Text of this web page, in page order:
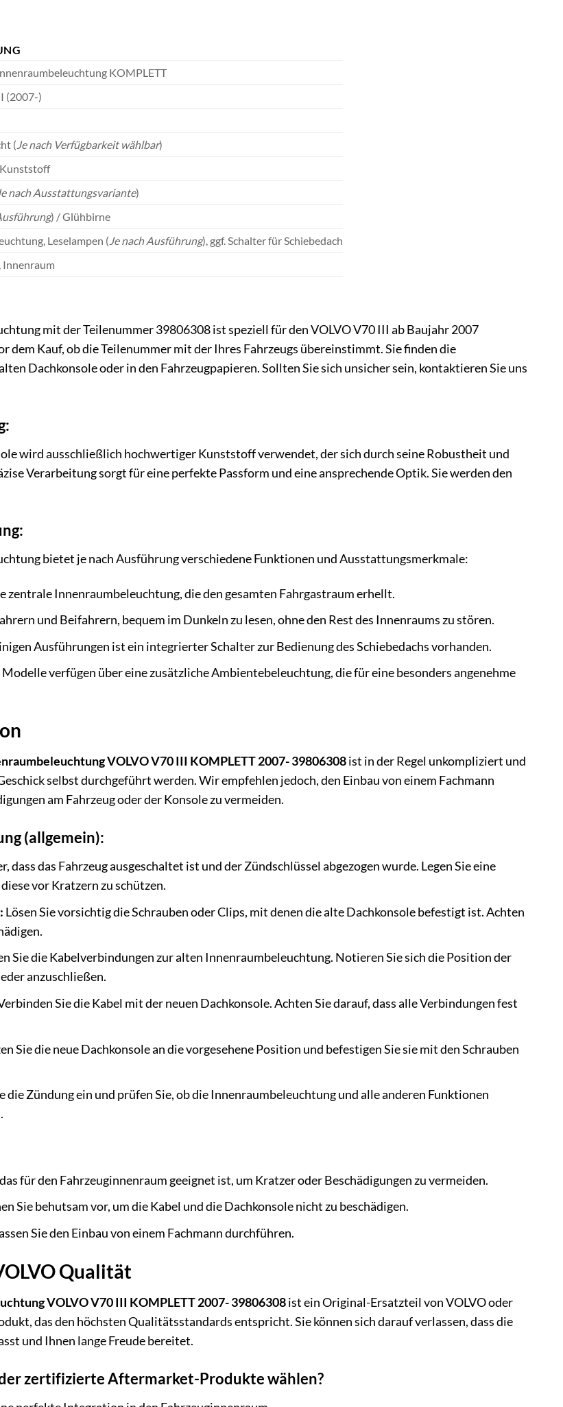
KOMPLETT
(2007-)
( Je nach Verfügbarkeit wählbar)
nach Ausstattungsvariante)
) / Glühbirne
Leselampen ( Je nach Ausführung), ggf. Schalter für Schiebedach
Innenraum
mit der Teilenummer 39806308 ist speziell für den VOLVO V70 III ab Baujahr 2007
dem Kauf, ob die Teilenummer mit der Ihres Fahrzeugs übereinstimmt. Sie finden die
Dachkonsole oder in den Fahrzeugpapieren. Sollten Sie sich unsicher sein, kontaktieren Sie uns
wird ausschließlich hochwertiger Kunststoff verwendet, der sich durch seine Robustheit und
Verarbeitung sorgt für eine perfekte Passform und eine ansprechende Optik. Sie werden den
bietet je nach Ausführung verschiedene Funktionen und Ausstattungsmerkmale:
zentrale Innenraumbeleuchtung, die den gesamten Fahrgastraum erhellt.
und Beifahrern, bequem im Dunkeln zu lesen, ohne den Rest des Innenraums zu stören.
Ausführungen ist ein integrierter Schalter zur Bedienung des Schiebedachs vorhanden.
Modelle verfügen über eine zusätzliche Ambientebeleuchtung, die für eine besonders angenehme
VOLVO V70 III KOMPLETT 2007- 39806308ist in der Regel unkompliziert und
selbst durchgeführt werden. Wir empfehlen jedoch, den Einbau von einem Fachmann
am Fahrzeug oder der Konsole zu vermeiden.
(allgemein):
dass das Fahrzeug ausgeschaltet ist und der Zündschlüssel abgezogen wurde. Legen Sie eine
vor Kratzern zu schützen.
Lösen Sie vorsichtig die Schrauben oder Clips, mit denen die alte Dachkonsole befestigt ist. Achten
Sie die Kabelverbindungen zur alten Innenraumbeleuchtung. Notieren Sie sich die Position der
anzuschließen.
Sie die Kabel mit der neuen Dachkonsole. Achten Sie darauf, dass alle Verbindungen fest
Sie die neue Dachkonsole an die vorgesehene Position und befestigen Sie sie mit den Schrauben
die Zündung ein und prüfen Sie, ob die Innenraumbeleuchtung und alle anderen Funktionen
für den Fahrzeuginnenraum geeignet ist, um Kratzer oder Beschädigungen zu vermeiden.
Sie behutsam vor, um die Kabel und die Dachkonsole nicht zu beschädigen.
Sie den Einbau von einem Fachmann durchführen.
Qualität
VOLVO V70 III KOMPLETT 2007- 39806308ist ein Original-Ersatzteil von VOLVO oder
das den höchsten Qualitätsstandards entspricht. Sie können sich darauf verlassen, dass die
und Ihnen lange Freude bereitet.
zertifizierte Aftermarket-Produkte wählen?